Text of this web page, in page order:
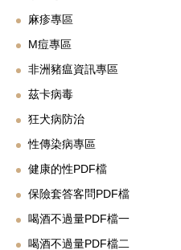
常見Q&A
聯絡我們
鄰近醫療資源
麻疹專區
M痘專區
非洲豬瘟資訊專區
茲卡病毒
狂犬病防治
性傳染病專區
健康的性PDF檔
保險套答客問PDF檔
喝酒不過量PDF檔一
喝酒不過量PDF檔二